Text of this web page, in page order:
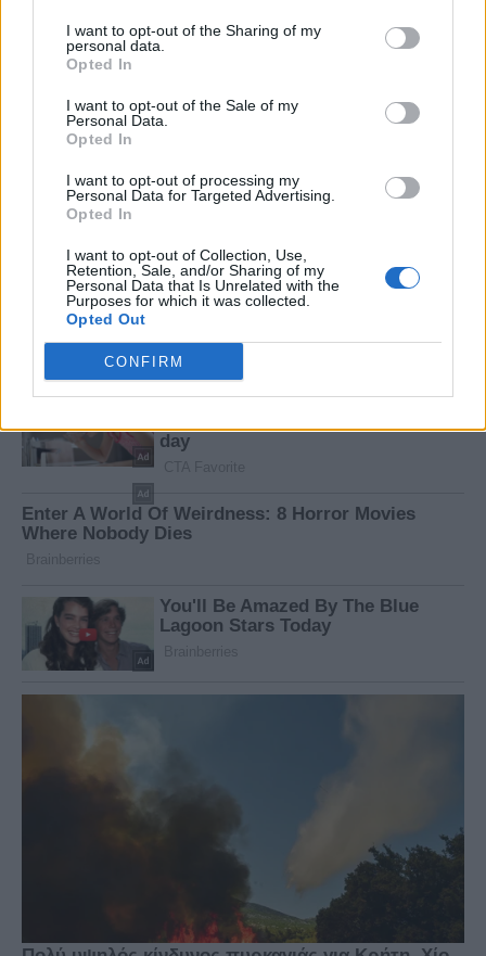
I want to opt-out of the Sharing of my
personal data.
Opted In
I want to opt-out of the Sale of my
Personal Data.
Opted In
I want to opt-out of processing my
Personal Data for Targeted Advertising.
Opted In
I want to opt-out of Collection, Use,
Retention, Sale, and/or Sharing of my
Personal Data that Is Unrelated with the
Purposes for which it was collected.
Opted Out
CONFIRM